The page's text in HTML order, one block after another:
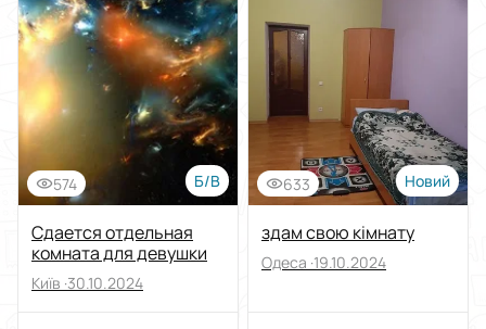
574 Б/В
Сдается отдельная
комната для девушки
Київ ·30.10.2024
633 Новий
здам свою кімнату
Одеса ·19.10.2024